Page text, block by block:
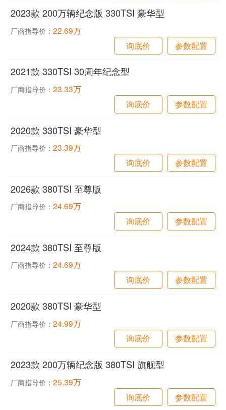
2023款 200万辆纪念版 330TSI 豪华型
厂商指导价：22.69万
询底价
参数配置
2021款 330TSI 30周年纪念型
厂商指导价：23.33万
询底价
参数配置
2020款 330TSI 豪华型
厂商指导价：23.39万
询底价
参数配置
2026款 380TSI 至尊版
厂商指导价：24.69万
询底价
参数配置
2024款 380TSI 至尊版
厂商指导价：24.69万
询底价
参数配置
2020款 380TSI 豪华型
厂商指导价：24.99万
询底价
参数配置
2023款 200万辆纪念版 380TSI 旗舰型
厂商指导价：25.39万
询底价
参数配置